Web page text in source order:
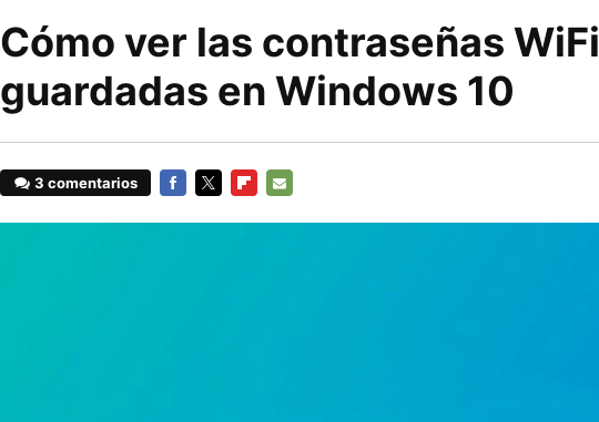
Cómo ver las contraseñas WiFi
guardadas en Windows 10
3 comentarios